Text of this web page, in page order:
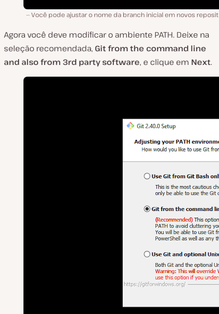
Você pode ajustar o nome da branch inicial em novos
Agora você deve modificar o ambiente PATH. Deixe na
seleção recomendada, Gitfrom the command line
and also from 3rd partysoftware, e clique em Next.